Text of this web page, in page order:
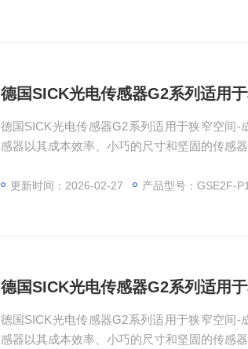
德国SICK光电传感器G2系列适用
德国SICK光电传感器G2系列适用于狭窄空间
感器以其成本效率、小巧的尺寸和坚固的传感
广泛。由于性能*的背景抑制功能，传感器还
更新时间：2026-02-27 产品型号：GSE2F-P1151
德国SICK光电传感器G2系列适用
德国SICK光电传感器G2系列适用于狭窄空间
感器以其成本效率、小巧的尺寸和坚固的传感